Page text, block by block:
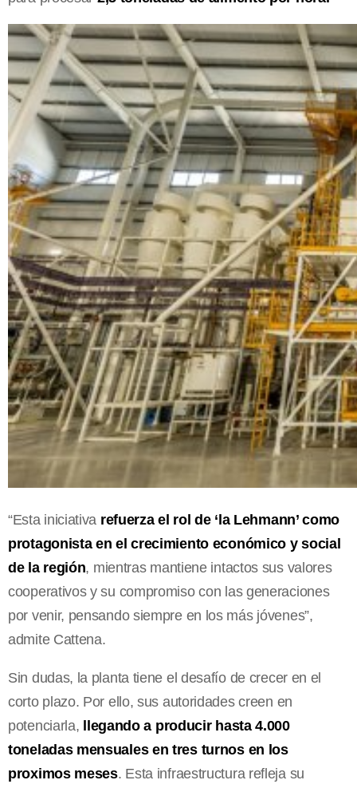
“Esta iniciativa refuerza el rol de ‘la Lehmann’ como
protagonista en el crecimiento económico y social
de la región, mientras mantiene intactos sus valores
cooperativos y su compromiso con las generaciones
por venir, pensando siempre en los más jóvenes”,
admite Cattena.
Sin dudas, la planta tiene el desafío de crecer en el
corto plazo. Por ello, sus autoridades creen en
potenciarla, llegando a producir hasta 4.000
toneladas mensuales en tres turnos en los
proximos meses. Esta infraestructura refleja su